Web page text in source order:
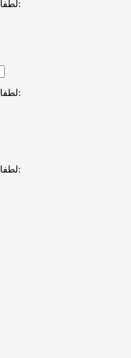
لطفا پاسخ را به عدد انگلیسی وارد کنید:
لطفا پاسخ را به عدد انگلیسی وارد کنید:
لطفا پاسخ را به عدد انگلیسی وارد کنید: